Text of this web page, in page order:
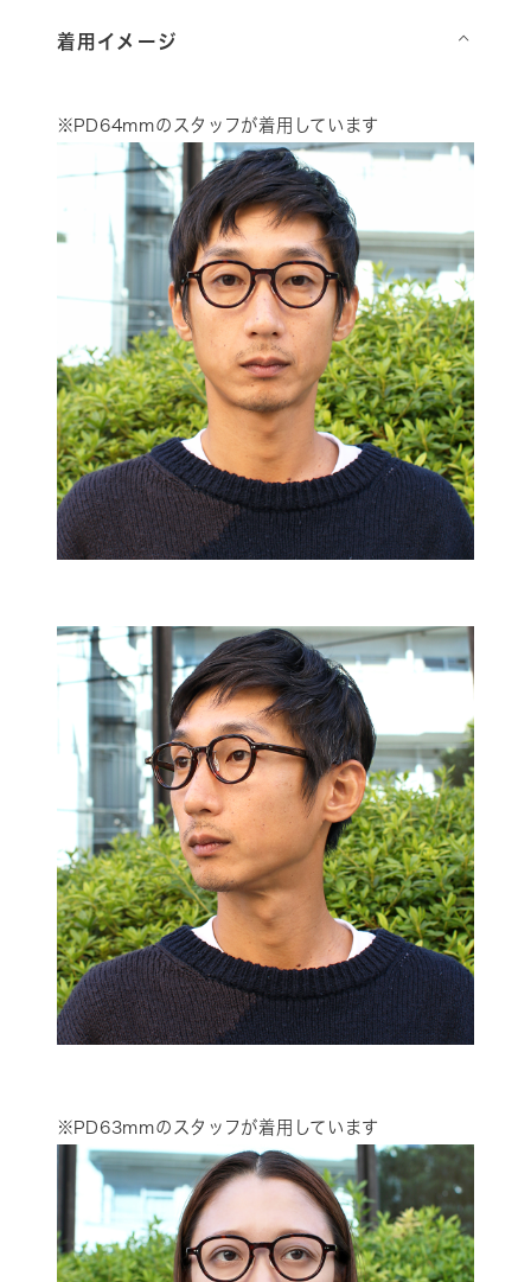
着用イメージ ⌵
※PD64mmのスタッフが着用しています
※PD63mmのスタッフが着用しています